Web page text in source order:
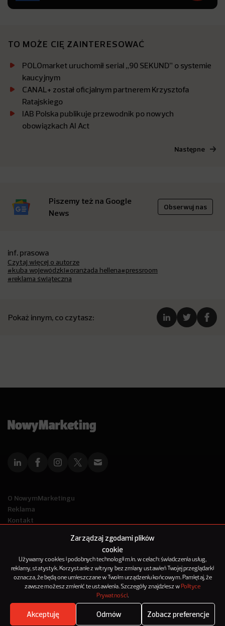
Zarządzaj zgodami plików
cookie
Używamy cookies i podobnych technologii m.in. w celach: świadczenia usług,
reklamy, statystyk. Korzystanie z witryny bez zmiany ustawień Twojej przeglądarki
oznacza, że będą one umieszczane w Twoim urządzeniu końcowym. Pamiętaj, że
zawsze możesz zmienić te ustawienia. Szczegóły znajdziesz w Polityce
Prywatności.
Akceptuję Odmów Zobacz preferencje
TO MOŻE CIĘ ZAINTERESOWAĆ
POLOmarket uruchomił serial „90 SEKUND” o systemie
kaucyjnym
CANAL+ został oficjalnym partnerem Krzysztofa
Ratajskiego
IAB Polska publikuje przewodnik po nowych
obowiązkach AI Act
Następne
Piszemy też na Google
News
Obserwuj nas
inf. prasowa
Czytaj więcej o autorze
#kuba wojewódzki#oranżada hellena#pressroom
#reklama świąteczna
Pokaż innym, co czytasz:
Where's the beef?
O NowymMarketingu
Reklama
Kontakt
© 2012-2025
NowyMarketing jest marką 143Media Sp. z o.o.